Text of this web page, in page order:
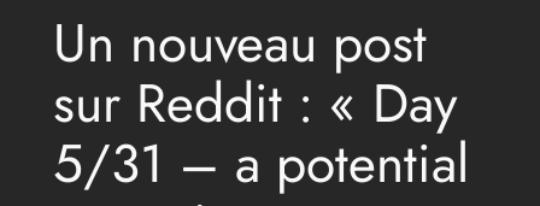
Un nouveau post
sur Reddit : « Day
5/31 – a potential